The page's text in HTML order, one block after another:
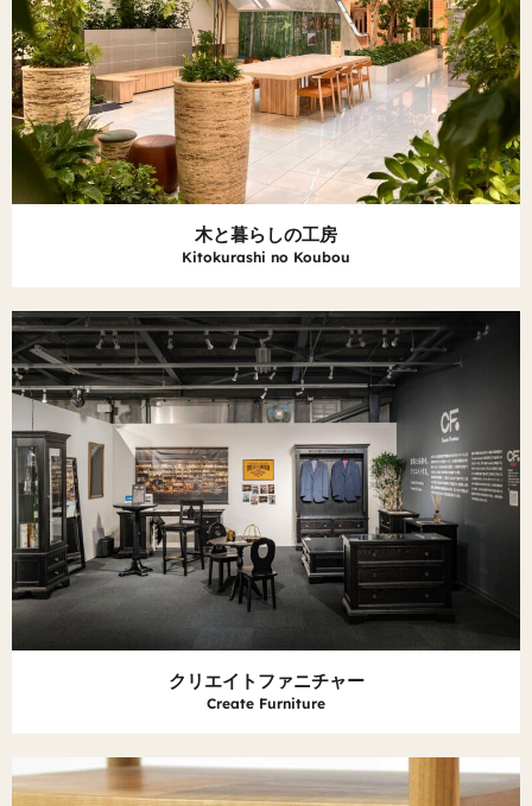
木と暮らしの工房
Kitokurashi no Koubou
クリエイトファニチャー
Create Furniture